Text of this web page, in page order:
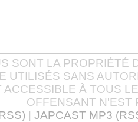
SONT LA PROPRIÉTÉ
UTILISÉS SANS
ACCESSIBLE À TOUS
OFFENSANT N'EST
JAPCAST MP3